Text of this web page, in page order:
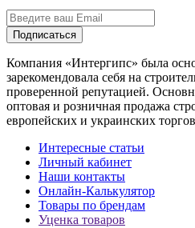
Подписаться
Компания «Интергипс» была
зарекомендовала себя на
проверенной репутацией.
оптовая и розничная продажа
европейских и украинских
Интересные статьи
Личный кабинет
Наши контакты
Онлайн-Калькулятор
Товары по брендам
Уценка товаров